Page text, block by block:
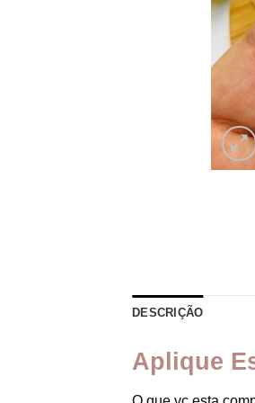
DESCRIÇÃO
Aplique